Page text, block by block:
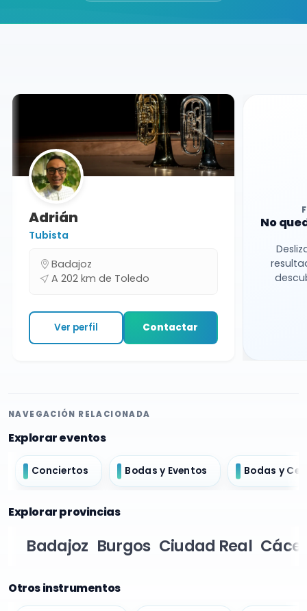
Buscador de músicos
Adrián
Tubista
Badajoz
A 202 km de Toledo
Ver perfil Contactar
No
NAVEGACIÓN RELACIONADA
Explorar eventos
Conciertos Bodas y Eventos Bodas y
Explorar provincias
Badajoz Burgos Ciudad Real
Otros instrumentos